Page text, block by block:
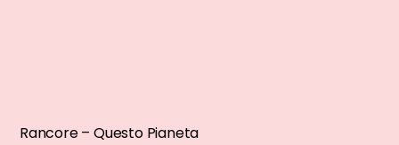
Rancore – Questo Pianeta